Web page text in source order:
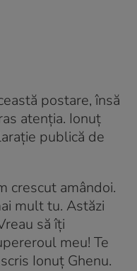
postare, însă
atenția. Ionuț
publică de
crescut amândoi.
mult tu. Astăzi
să îți
meu! Te
Ionuț Ghenu.